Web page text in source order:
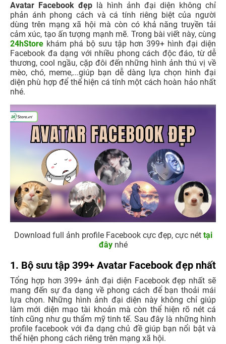
Avatar Facebook đẹp là hình ảnh đại diện không chỉ
phản ánh phong cách và cá tính riêng biệt của người
dùng trên mạng xã hội mà còn có khả năng truyền tải
cảm xúc, tạo ấn tượng mạnh mẽ. Trong bài viết này, cùng
24hStore khám phá bộ sưu tập hơn 399+ hình đại diện
Facebook đa dạng với nhiều phong cách độc đáo, từ dễ
thương, cool ngầu, cặp đôi đến những hình ảnh thú vị về
mèo, chó, meme,...giúp bạn dễ dàng lựa chọn hình đại
diện phù hợp để thể hiện cá tính một cách hoàn hảo nhất
nhé.
Download full ảnh profile Facebook cực đẹp, cực nét tại
đâynhé
1. Bộ sưu tập 399+ Avatar Facebook đẹp nhất
Tổng hợp hơn 399+ ảnh đại diện Facebook đẹp nhất sẽ
mang đến sự đa dạng về phong cách để bạn thoải mái
lựa chọn. Những hình ảnh đại diện này không chỉ giúp
làm mới diện mạo tài khoản mà còn thể hiện rõ nét cá
tính cũng như gu thẩm mỹ tinh tế. Sau đây là những hình
profile facebook với đa dạng chủ đề giúp bạn nổi bật và
thể hiện phong cách riêng trên mạng xã hội.